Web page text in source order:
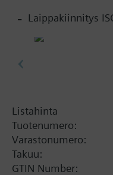
Laippakiinnitys
Listahinta
Tuotenumero:
Varastonumero:
Takuu:
GTIN Number: